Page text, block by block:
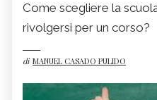
Come scegliere la
rivolgersi per un corso?
di MANUEL CASADO PULIDO